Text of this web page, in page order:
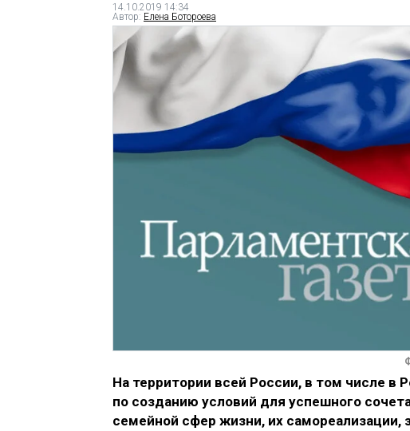
14.10.2019 14:34
Автор: Елена Ботороева
На территории всей России, в том числе в
по созданию условий для успешного
семейной сфер жизни, их самореализации,